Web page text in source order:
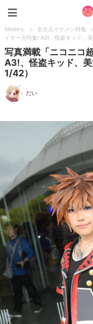
Medery. > 全次元イケメン特集 >
イヤー大特集! A3!、怪盗キッド、
写真満載「ニコニコ
A3!、怪盗キッド、
1/42）
だい